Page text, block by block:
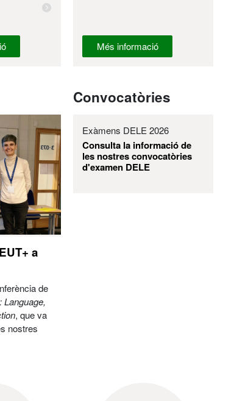
Més informació
a
de
Language,
, que va
nostres
Convocatòries
Exàmens DELE 2026
Consulta la informació de
les nostres convocatòries
d'examen DELE